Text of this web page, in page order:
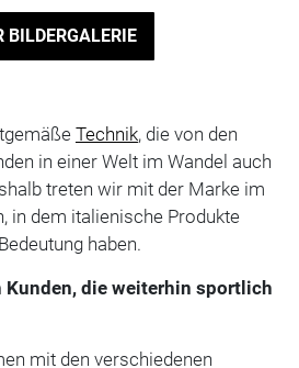
BILDERGALERIE
Technik, die von den
in einer Welt im Wandel auch
treten wir mit der Marke im
in dem italienische Produkte
haben.
Kunden, die weiterhin sportlich
mit den verschiedenen